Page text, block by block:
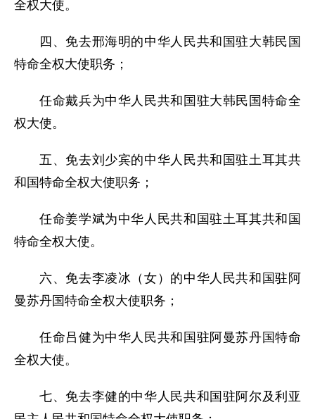
全权大使。
四、免去邢海明的中华人民共和国驻大韩民国
特命全权大使职务；
任命戴兵为中华人民共和国驻大韩民国特命全
权大使。
五、免去刘少宾的中华人民共和国驻土耳其共
和国特命全权大使职务；
任命姜学斌为中华人民共和国驻土耳其共和国
特命全权大使。
六、免去李凌冰（女）的中华人民共和国驻阿
曼苏丹国特命全权大使职务；
任命吕健为中华人民共和国驻阿曼苏丹国特命
全权大使。
七、免去李健的中华人民共和国驻阿尔及利亚